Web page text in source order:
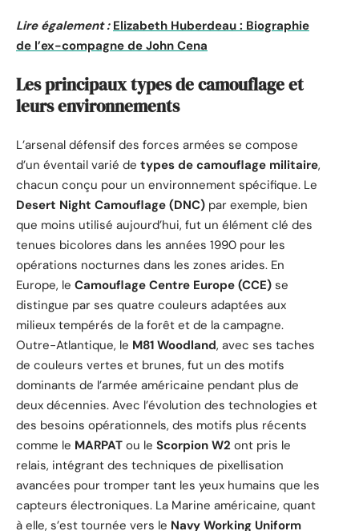
Lire également : Elizabeth Huberdeau : Biographie
de l’ex-compagne de John Cena
Les principaux types de camouflage et
leurs environnements
L’arsenal défensif des forces armées se compose
d’un éventail varié de types de camouflage militaire,
chacun conçu pour un environnement spécifique. Le
Desert Night Camouflage (DNC) par exemple, bien
que moins utilisé aujourd’hui, fut un élément clé des
tenues bicolores dans les années 1990 pour les
opérations nocturnes dans les zones arides. En
Europe, le Camouflage Centre Europe (CCE) se
distingue par ses quatre couleurs adaptées aux
milieux tempérés de la forêt et de la campagne.
Outre-Atlantique, le M81 Woodland, avec ses taches
de couleurs vertes et brunes, fut un des motifs
dominants de l’armée américaine pendant plus de
deux décennies. Avec l’évolution des technologies et
des besoins opérationnels, des motifs plus récents
comme le MARPAT ou le Scorpion W2 ont pris le
relais, intégrant des techniques de pixellisation
avancées pour tromper tant les yeux humains que les
capteurs électroniques. La Marine américaine, quant
à elle, s’est tournée vers le Navy Working Uniform